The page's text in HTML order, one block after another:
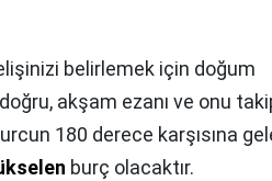
belirlemek için doğum
akşam ezanı ve onu
180 derece karşısına
burç olacaktır.